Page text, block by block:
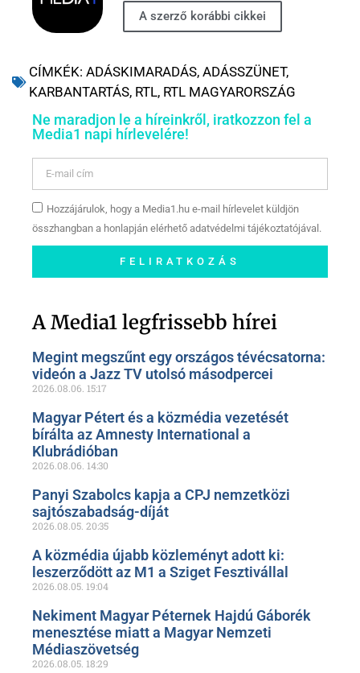
A szerző korábbi cikkei
CÍMKÉK: ADÁSKIMARADÁS, ADÁSSZÜNET,
KARBANTARTÁS, RTL, RTL MAGYARORSZÁG
Ne maradjon le a híreinkről, iratkozzon fel a
Media1 napi hírlevelére!
Hozzájárulok, hogy a Media1.hu e-mail hírlevelet küldjön
összhangban a honlapján elérhető adatvédelmi tájékoztatójával.
FELIRATKOZÁS
oldalunkon!
A Media1 legfrissebb hírei
Megint megszűnt egy országos tévécsatorna:
videón a Jazz TV utolsó másodpercei
2026.08.06. 15:17
Magyar Pétert és a közmédia vezetését
bírálta az Amnesty International a
Klubrádióban
2026.08.06. 14:30
Panyi Szabolcs kapja a CPJ nemzetközi
sajtószabadság-díját
2026.08.05. 20:35
A közmédia újabb közleményt adott ki:
leszerződött az M1 a Sziget Fesztivállal
2026.08.05. 19:04
Nekiment Magyar Péternek Hajdú Gáborék
menesztése miatt a Magyar Nemzeti
Médiaszövetség
2026.08.05. 18:29